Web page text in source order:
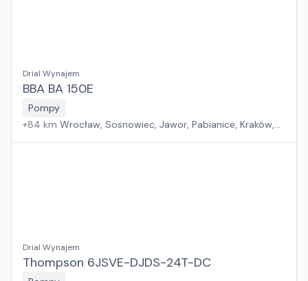
Drial Wynajem
BBA BA 150E
Pompy
+84 km Wrocław, Sosnowiec, Jawor, Pabianice, Kraków,
Drial Wynajem
Thompson 6JSVE-DJDS-24T-DC